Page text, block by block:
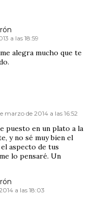
a las 18:59
alegra mucho que te
marzo de 2014 a las 16:52
puesto en un plato a la
y no sé muy bien el
aspecto de tus
lo pensaré. Un
a las 18:03